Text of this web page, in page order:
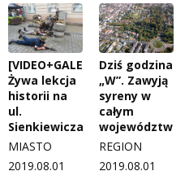
[VIDEO+GALERIA]
Żywa lekcja
historii na
ul.
Sienkiewicza
MIASTO
2019.08.01
Dziś godzina
„W”. Zawyją
syreny w
całym
województwie
REGION
2019.08.01